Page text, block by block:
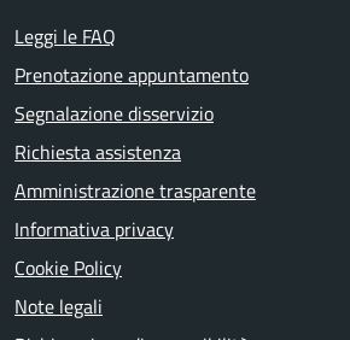
Leggi le FAQ
Prenotazione appuntamento
Segnalazione disservizio
Richiesta assistenza
Amministrazione trasparente
Informativa privacy
Cookie Policy
Note legali